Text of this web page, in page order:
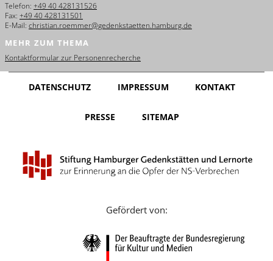
Français
Dansk
Español
Nederlands
Português
Русский
Telefon: +49 40 428131526
Fax: +49 40 428131501
E-Mail: christian.roemmer@gedenkstaetten.hamburg.de
MEHR ZUM THEMA
Kontaktformular zur Personenrecherche
DATENSCHUTZ IMPRESSUM KONTAKT
PRESSE SITEMAP
Gefördert von: